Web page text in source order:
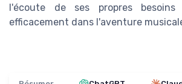
l'écoute de ses propres besoins
efficacement dans l'aventure